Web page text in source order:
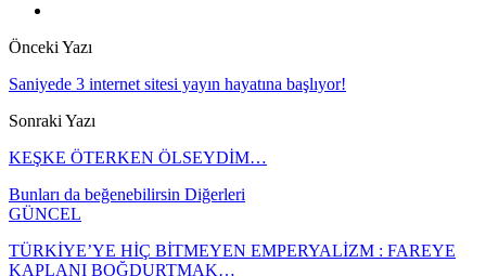
Önceki Yazı
Saniyede 3 internet sitesi yayın hayatına başlıyor!
Sonraki Yazı
KEŞKE ÖTERKEN ÖLSEYDİM…
Bunları da beğenebilirsin Diğerleri
GÜNCEL
TÜRKİYE’YE HİÇ BİTMEYEN EMPERYALİZM : FAREYE
KAPLANI BOĞDURTMAK…